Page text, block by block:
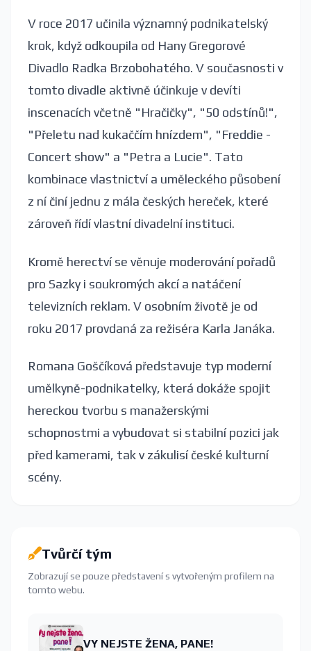
V roce 2017 učinila významný podnikatelský
krok, když odkoupila od Hany Gregorové
Divadlo Radka Brzobohatého. V současnosti v
tomto divadle aktivně účinkuje v devíti
inscenacích včetně "Hračičky", "50 odstínů!",
"Přeletu nad kukaččím hnízdem", "Freddie -
Concert show" a "Petra a Lucie". Tato
kombinace vlastnictví a uměleckého působení
z ní činí jednu z mála českých hereček, které
zároveň řídí vlastní divadelní instituci.
Kromě herectví se věnuje moderování pořadů
pro Sazky i soukromých akcí a natáčení
televizních reklam. V osobním životě je od
roku 2017 provdaná za režiséra Karla Janáka.
Romana Goščíková představuje typ moderní
umělkyně-podnikatelky, která dokáže spojit
hereckou tvorbu s manažerskými
schopnostmi a vybudovat si stabilní pozici jak
před kamerami, tak v zákulisí české kulturní
scény.
Tvůrčí tým
Zobrazují se pouze představení s vytvořeným profilem na
tomto webu.
VY NEJSTE ŽENA, PANE!